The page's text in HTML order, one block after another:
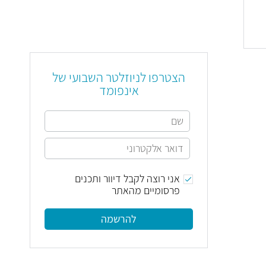
הצטרפו לניוזלטר השבועי של
אינפומד
אני רוצה לקבל דיוור ותכנים
פרסומיים מהאתר
להרשמה